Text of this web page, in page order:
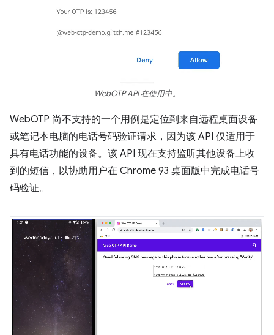
WebOTP API 在使用中。
WebOTP 尚不支持的一个用例是定位到来自远程桌面设备
或笔记本电脑的电话号码验证请求，因为该 API 仅适用于
具有电话功能的设备。该 API 现在支持监听其他设备上收
到的短信，以协助用户在 Chrome 93 桌面版中完成电话号
码验证。